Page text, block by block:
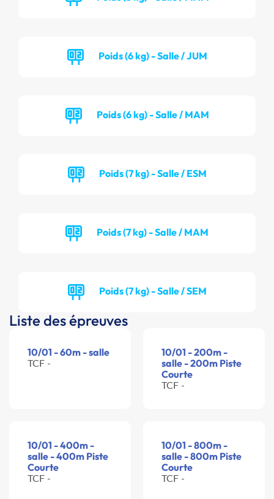
Poids (6 kg) - Salle / JUM
Poids (6 kg) - Salle / MAM
Poids (7 kg) - Salle / ESM
Poids (7 kg) - Salle / MAM
Poids (7 kg) - Salle / SEM
Liste des épreuves
10/01 - 60m - salle
TCF -
10/01 - 200m -
salle - 200m Piste
Courte
TCF -
10/01 - 400m -
salle - 400m Piste
Courte
TCF -
10/01 - 800m -
salle - 800m Piste
Courte
TCF -